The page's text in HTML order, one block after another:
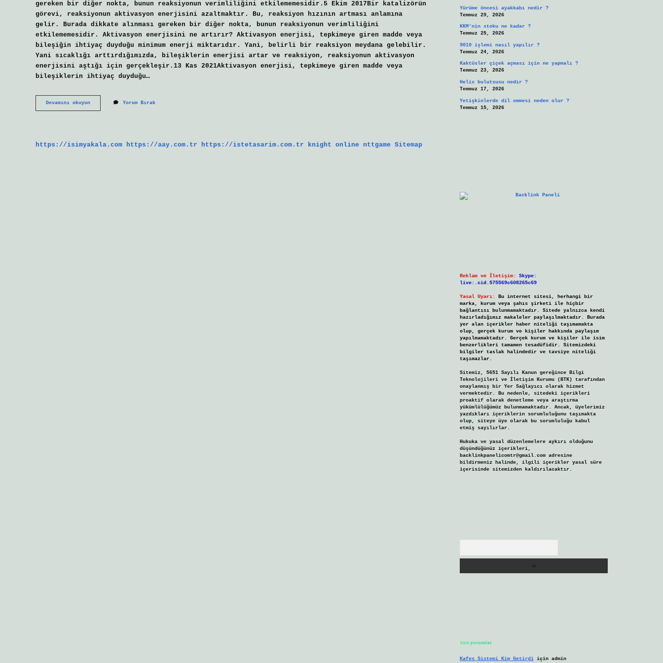
gereken bir diğer nokta, bunun reaksiyonun verimliliğini etkilememesidir.5 Ekim 2017Bir katalizörün
görevi, reaksiyonun aktivasyon enerjisini azaltmaktır. Bu, reaksiyon hızının artması anlamına
gelir. Burada dikkate alınması gereken bir diğer nokta, bunun reaksiyonun verimliliğini
etkilememesidir. Aktivasyon enerjisini ne artırır? Aktivasyon enerjisi, tepkimeye giren madde veya
bileşiğin ihtiyaç duyduğu minimum enerji miktarıdır. Yani, belirli bir reaksiyon meydana gelebilir.
Yani sıcaklığı arttırdığımızda, bileşiklerin enerjisi artar ve reaksiyon, reaksiyonun aktivasyon
enerjisini aştığı için gerçekleşir.13 Kas 2021Aktivasyon enerjisi, tepkimeye giren madde veya
bileşiklerin ihtiyaç duyduğu…
Devamını okuyunKatalizör
Aktivasyon
Yorum Bırak
https://isimyakala.com https://aay.com.tr https://istetasarim.com.tr knight online nttgame Sitemap
Yürüme öncesi ayakkabı nedir ?
Temmuz 29, 2026
KKM’nin stoku ne kadar ?
Temmuz 25, 2026
9010 işlemi nasıl yapılır ?
Temmuz 24, 2026
Kaktüsler çiçek açması için ne yapmalı ?
Temmuz 23, 2026
Helix bulutsusu nedir ?
Temmuz 17, 2026
Yetişkinlerde dil emmesi neden olur ?
Temmuz 15, 2026
Reklam ve İletişim:
Skype:
live:.cid.575569c608265c69
Yasal Uyarı:
Bu internet sitesi, herhangi bir
marka, kurum veya şahıs şirketi ile hiçbir
bağlantısı bulunmamaktadır. Sitede yalnızca kendi
hazırladığımız makaleler paylaşılmaktadır. Burada
yer alan içerikler haber niteliği taşımamakta
olup, gerçek kurum ve kişiler hakkında paylaşım
yapılmamaktadır. Gerçek kurum ve kişiler ile isim
benzerlikleri tamamen tesadüfidir. Sitemizdeki
bilgiler taslak halindedir ve tavsiye niteliği
taşımazlar.
Sitemiz, 5651 Sayılı Kanun gereğince Bilgi
Teknolojileri ve İletişim Kurumu (BTK) tarafından
onaylanmış bir Yer Sağlayıcı olarak hizmet
vermektedir. Bu nedenle, sitedeki içerikleri
proaktif olarak denetleme veya araştırma
yükümlülüğümüz bulunmamaktadır. Ancak, üyelerimiz
yazdıkları içeriklerin sorumluluğunu taşımakta
olup, siteye üye olarak bu sorumluluğu kabul
etmiş sayılırlar.
Hukuka ve yasal düzenlemelere aykırı olduğunu
düşündüğünüz içerikleri,
backlinkpanelicomtr@gmail.comadresine
bildirmeniz halinde, ilgili içerikler yasal süre
içerisinde sitemizden kaldırılacaktır.
Son yorumlar
Kafes Sistemi Kim Getirdiiçin admin